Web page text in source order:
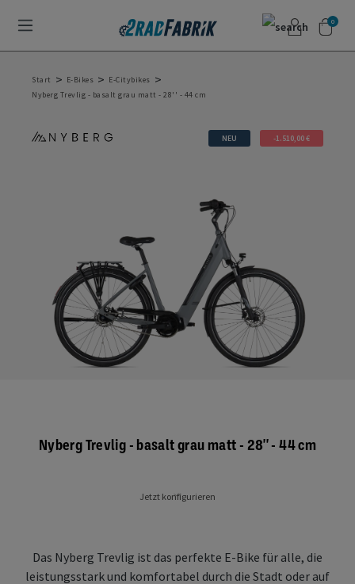
0
Start > E-Bikes > E-Citybikes >
Nyberg Trevlig - basalt grau matt - 28'' - 44 cm
NEU -1.510,00 €
Nyberg Trevlig - basalt grau matt - 28'' - 44 cm
Jetzt konfigurieren
Das Nyberg Trevlig ist das perfekte E-Bike für alle, die
leistungsstark und komfortabel durch die Stadt oder auf